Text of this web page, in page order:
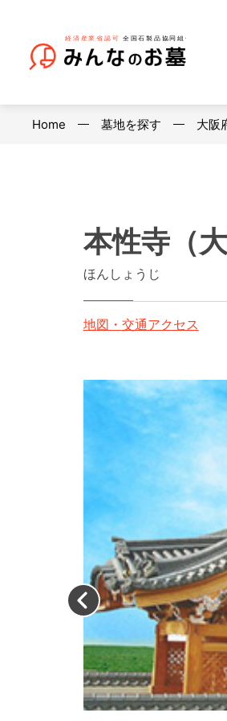
Home 墓地を探す 大阪
本性寺（大
ほんしょうじ
地図・交通アクセス